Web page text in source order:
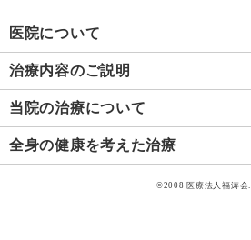
医院について
治療内容のご説明
当院の治療について
全身の健康を考えた治療
©2008 医療法人福涛会.